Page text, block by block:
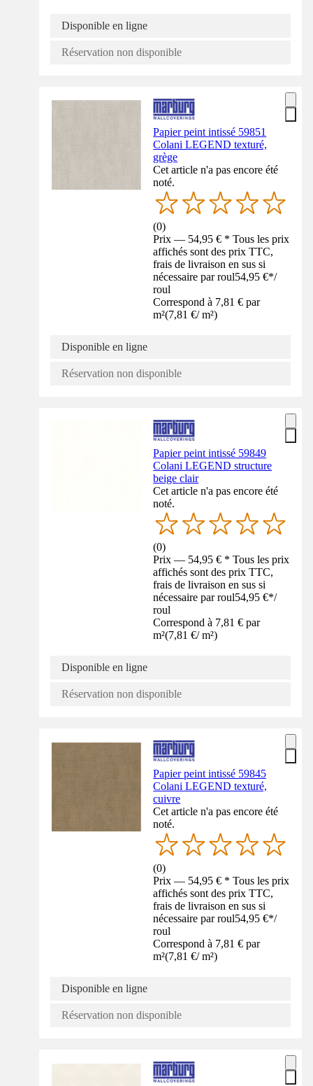
Disponible en ligne
Réservation non disponible
Papier peint intissé 59851
Colani LEGEND texturé,
grège
Cet article n'a pas encore été
noté.
(0)
Prix — 54,95 € * Tous les prix
affichés sont des prix TTC,
frais de livraison en sus si
nécessaire par roul54,95 €*/
roul
Correspond à 7,81 € par
m²(7,81 €/ m²)
Disponible en ligne
Réservation non disponible
Papier peint intissé 59849
Colani LEGEND structure
beige clair
Cet article n'a pas encore été
noté.
(0)
Prix — 54,95 € * Tous les prix
affichés sont des prix TTC,
frais de livraison en sus si
nécessaire par roul54,95 €*/
roul
Correspond à 7,81 € par
m²(7,81 €/ m²)
Disponible en ligne
Réservation non disponible
Papier peint intissé 59845
Colani LEGEND texturé,
cuivre
Cet article n'a pas encore été
noté.
(0)
Prix — 54,95 € * Tous les prix
affichés sont des prix TTC,
frais de livraison en sus si
nécessaire par roul54,95 €*/
roul
Correspond à 7,81 € par
m²(7,81 €/ m²)
Disponible en ligne
Réservation non disponible